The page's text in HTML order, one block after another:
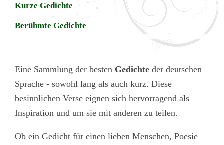
Kurze Gedichte
Berühmte Gedichte
Eine Sammlung der besten Gedichte der deutschen
Sprache - sowohl lang als auch kurz. Diese
besinnlichen Verse eignen sich hervorragend als
Inspiration und um sie mit anderen zu teilen.
Ob ein Gedicht für einen lieben Menschen, Poesie